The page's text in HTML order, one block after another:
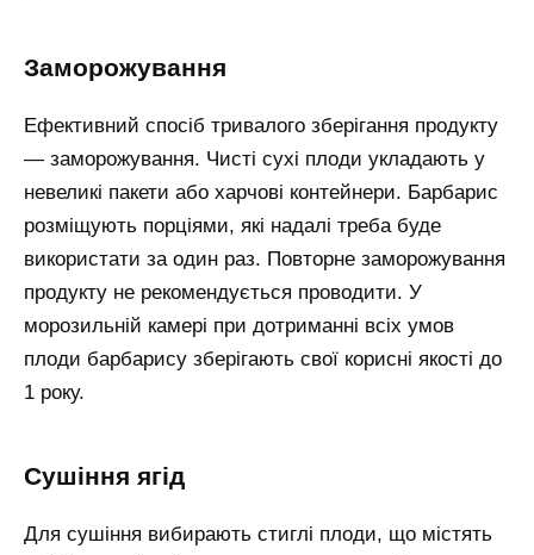
Заморожування
Ефективний спосіб тривалого зберігання продукту
— заморожування. Чисті сухі плоди укладають у
невеликі пакети або харчові контейнери. Барбарис
розміщують порціями, які надалі треба буде
використати за один раз. Повторне заморожування
продукту не рекомендується проводити. У
морозильній камері при дотриманні всіх умов
плоди барбарису зберігають свої корисні якості до
1 року.
Сушіння ягід
Для сушіння вибирають стиглі плоди, що містять